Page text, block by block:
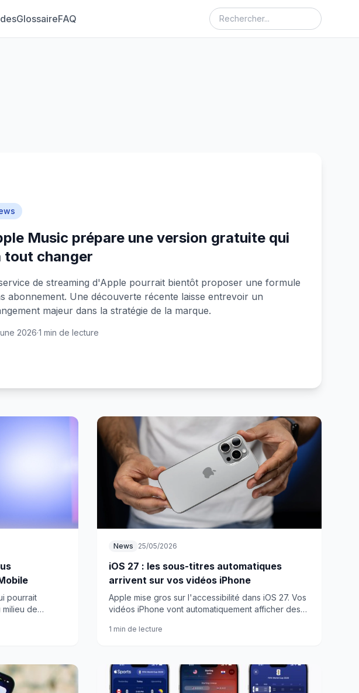
GlossaireFAQ
Music prépare une version gratuite qui
tout changer
de streaming d'Apple pourrait bientôt proposer une formule
abonnement. Une découverte récente laisse entrevoir un
majeur dans la stratégie de la marque.
2026·1 min de lecture
pourrait
de
News 25/05/2026
iOS 27 : les sous-titres automatiques
arrivent sur vos vidéos iPhone
Apple mise gros sur l'accessibilité dans iOS 27. Vos
vidéos iPhone vont automatiquement afficher des
beaucoup d'utilisateurs.
1 min de lecture